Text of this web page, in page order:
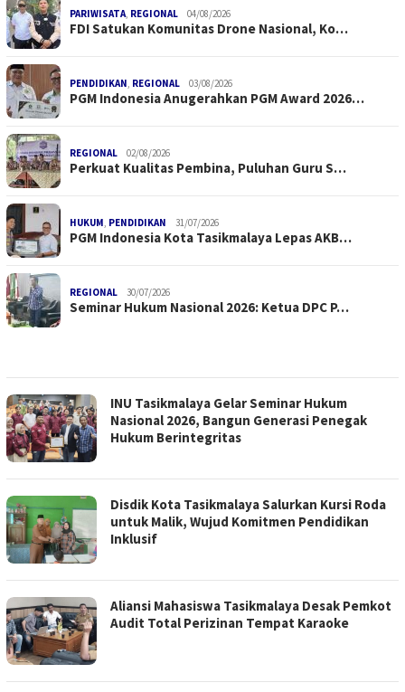
PARIWISATA, REGIONAL 04/08/2026
FDI Satukan Komunitas Drone Nasional, Ko…
PENDIDIKAN, REGIONAL 03/08/2026
PGM Indonesia Anugerahkan PGM Award 2026…
REGIONAL 02/08/2026
Perkuat Kualitas Pembina, Puluhan Guru S…
HUKUM, PENDIDIKAN 31/07/2026
PGM Indonesia Kota Tasikmalaya Lepas AKB…
REGIONAL 30/07/2026
Seminar Hukum Nasional 2026: Ketua DPC P…
INU Tasikmalaya Gelar Seminar Hukum
Nasional 2026, Bangun Generasi Penegak
Hukum Berintegritas
Disdik Kota Tasikmalaya Salurkan Kursi Roda
untuk Malik, Wujud Komitmen Pendidikan
Inklusif
Aliansi Mahasiswa Tasikmalaya Desak Pemkot
Audit Total Perizinan Tempat Karaoke